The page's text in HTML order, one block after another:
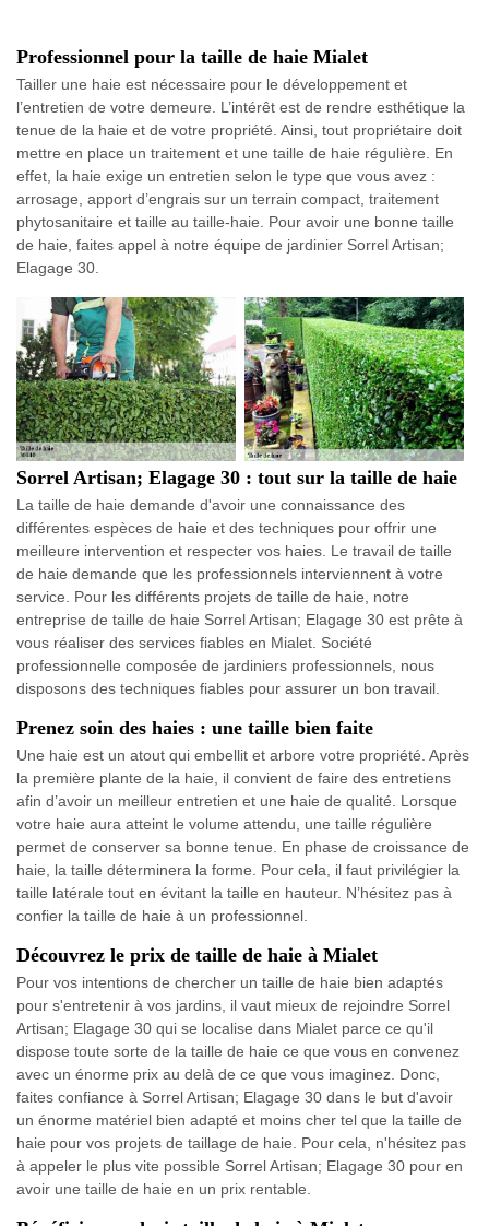
Professionnel pour la taille de haie Mialet
Tailler une haie est nécessaire pour le développement et
l’entretien de votre demeure. L’intérêt est de rendre esthétique la
tenue de la haie et de votre propriété. Ainsi, tout propriétaire doit
mettre en place un traitement et une taille de haie régulière. En
effet, la haie exige un entretien selon le type que vous avez :
arrosage, apport d’engrais sur un terrain compact, traitement
phytosanitaire et taille au taille-haie. Pour avoir une bonne taille
de haie, faites appel à notre équipe de jardinier Sorrel Artisan;
Elagage 30.
Sorrel Artisan; Elagage 30 : tout sur la taille de haie
La taille de haie demande d'avoir une connaissance des
différentes espèces de haie et des techniques pour offrir une
meilleure intervention et respecter vos haies. Le travail de taille
de haie demande que les professionnels interviennent à votre
service. Pour les différents projets de taille de haie, notre
entreprise de taille de haie Sorrel Artisan; Elagage 30 est prête à
vous réaliser des services fiables en Mialet. Société
professionnelle composée de jardiniers professionnels, nous
disposons des techniques fiables pour assurer un bon travail.
Prenez soin des haies : une taille bien faite
Une haie est un atout qui embellit et arbore votre propriété. Après
la première plante de la haie, il convient de faire des entretiens
afin d’avoir un meilleur entretien et une haie de qualité. Lorsque
votre haie aura atteint le volume attendu, une taille régulière
permet de conserver sa bonne tenue. En phase de croissance de
haie, la taille déterminera la forme. Pour cela, il faut privilégier la
taille latérale tout en évitant la taille en hauteur. N’hésitez pas à
confier la taille de haie à un professionnel.
Découvrez le prix de taille de haie à Mialet
Pour vos intentions de chercher un taille de haie bien adaptés
pour s'entretenir à vos jardins, il vaut mieux de rejoindre Sorrel
Artisan; Elagage 30 qui se localise dans Mialet parce ce qu'il
dispose toute sorte de la taille de haie ce que vous en convenez
avec un énorme prix au delà de ce que vous imaginez. Donc,
faites confiance à Sorrel Artisan; Elagage 30 dans le but d'avoir
un énorme matériel bien adapté et moins cher tel que la taille de
haie pour vos projets de taillage de haie. Pour cela, n'hésitez pas
à appeler le plus vite possible Sorrel Artisan; Elagage 30 pour en
avoir une taille de haie en un prix rentable.